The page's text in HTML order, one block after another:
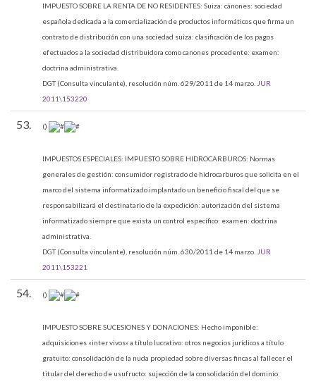
IMPUESTO SOBRE LA RENTA DE NO RESIDENTES: Suiza: cánones: sociedad
española dedicada a la comercialización de productos informáticos que firma un
contrato de distribución con una sociedad suiza: clasificación de los pagos
efectuados a la sociedad distribuidora como canones procedente: examen:
doctrina administrativa.
DGT (Consulta vinculante), resolución núm. 629/2011 de 14 marzo. JUR
2011\153220
53. ()
IMPUESTOS ESPECIALES: IMPUESTO SOBRE HIDROCARBUROS: Normas
generales de gestión: consumidor registrado de hidrocarburos que solicita en el
marco del sistema informatizado implantado un beneficio fiscal del que se
responsabilizará el destinatario de la expedición: autorización del sistema
informatizado siempre que exista un control específico: examen: doctrina
administrativa.
DGT (Consulta vinculante), resolución núm. 630/2011 de 14 marzo. JUR
2011\153221
54. ()
IMPUESTO SOBRE SUCESIONES Y DONACIONES: Hecho imponible:
adquisiciones «inter vivos» a título lucrativo: otros negocios jurídicos a título
gratuito: consolidación de la nuda propiedad sobre diversas fincas al fallecer el
titular del derecho de usufructo: sujección de la consolidación del dominio